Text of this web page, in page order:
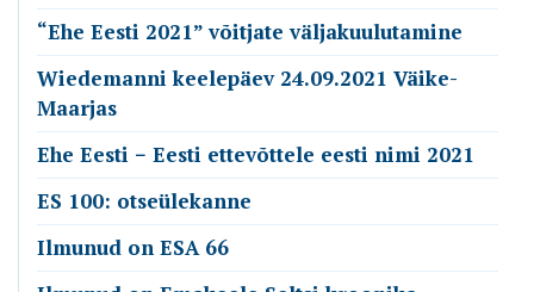
“Ehe Eesti 2021” võitjate väljakuulutamine
Wiedemanni keelepäev 24.09.2021 Väike-
Maarjas
Ehe Eesti − Eesti ettevõttele eesti nimi 2021
ES 100: otseülekanne
Ilmunud on ESA 66